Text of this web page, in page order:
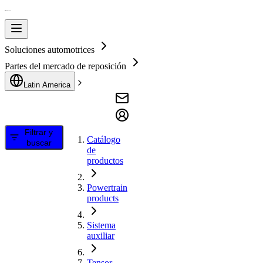
Soluciones automotrices
Partes del mercado de reposición
Latin America
Filtrar y
buscar
Catálogo
de
productos
Powertrain
products
Sistema
auxiliar